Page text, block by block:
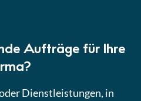
Aufträge für Ihre
Dienstleistungen, in